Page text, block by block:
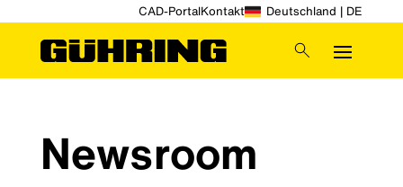
CAD-PortalKontakt Deutschland | DE
Newsroom